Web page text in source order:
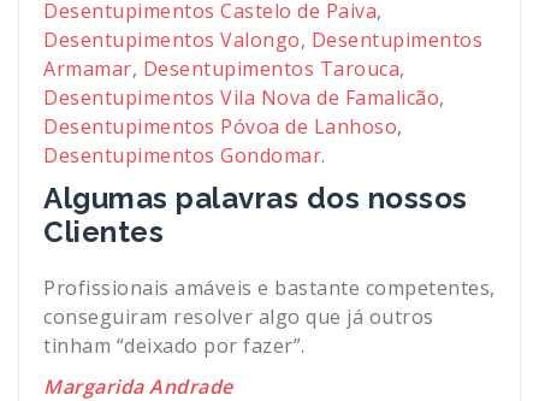
Desentupimentos Castelo de Paiva,
Desentupimentos Valongo, Desentupimentos
Armamar, Desentupimentos Tarouca,
Desentupimentos Vila Nova de Famalicão,
Desentupimentos Póvoa de Lanhoso,
Desentupimentos Gondomar.
Algumas palavras dos nossos
Clientes
Profissionais amáveis e bastante competentes,
conseguiram resolver algo que já outros
tinham “deixado por fazer”.
Margarida Andrade